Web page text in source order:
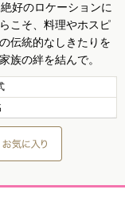
好のロケーションに
こそ、料理やホスピ
伝統的なしきたりを
族の絆を結んで。